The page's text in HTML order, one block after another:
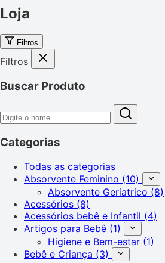
Loja
Filtros
Filtros
Buscar Produto
Categorias
Todas as categorias
Absorvente Feminino (10)
Absorvente Geriatrico (8)
Acessórios (8)
Acessórios bebê e Infantil (4)
Artigos para Bebê (1)
Higiene e Bem-estar (1)
Bebê e Criança (3)